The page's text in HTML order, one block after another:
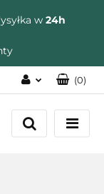
w 24h
się
się
(0)